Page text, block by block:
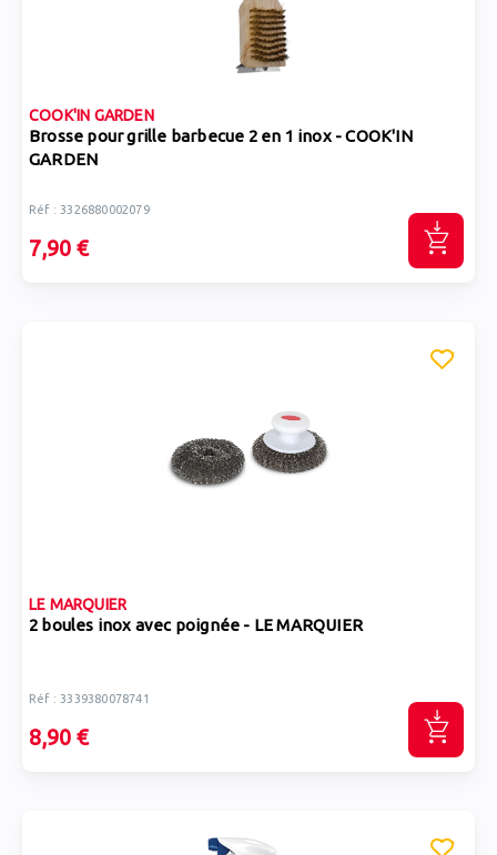
COOK'IN GARDEN
Brosse pour grille barbecue 2 en 1 inox - COOK'IN
GARDEN
Réf : 3326880002079
7,90 €
LE MARQUIER
2 boules inox avec poignée - LE MARQUIER
Réf : 3339380078741
8,90 €